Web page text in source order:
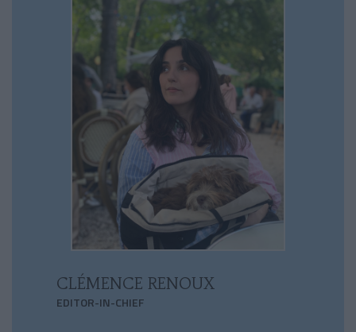
CLÉMENCE RENOUX
EDITOR-IN-CHIEF